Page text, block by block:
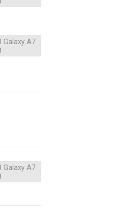
Galaxy A7
Galaxy A7